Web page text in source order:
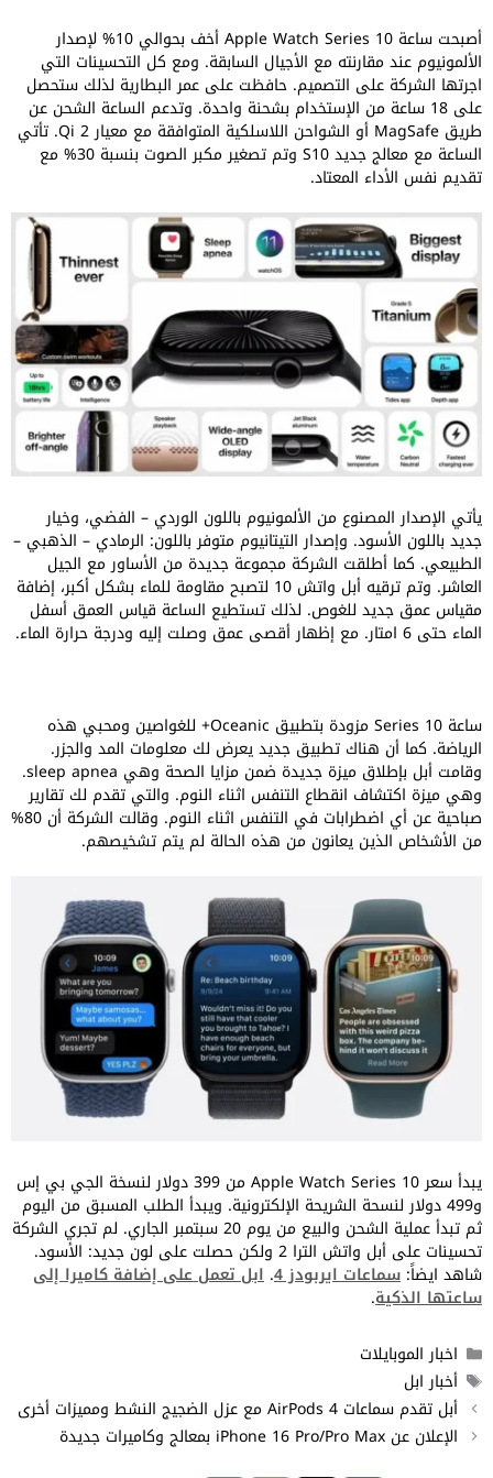
أصبحت ساعة Apple Watch Series 10 أخف بحوالي 10% لإصدار
الألمونيوم عند مقارنته مع الأجيال السابقة. ومع كل التحسينات التي
اجرتها الشركة على التصميم. حافظت على عمر البطارية لذلك ستحصل
على 18 ساعة من الإستخدام بشحنة واحدة. وتدعم الساعة الشحن عن
طريق MagSafe أو الشواحن اللاسلكية المتوافقة مع معيار Qi 2. تأتي
الساعة مع معالج جديد S10 وتم تصغير مكبر الصوت بنسبة 30% مع
تقديم نفس الأداء المعتاد.
يأتي الإصدار المصنوع من الألمونيوم باللون الوردي – الفضي، وخيار
جديد باللون الأسود. وإصدار التيتانيوم متوفر باللون: الرمادي – الذهبي –
الطبيعي. كما أطلقت الشركة مجموعة جديدة من الأساور مع الجيل
العاشر. وتم ترقيه أبل واتش 10 لتصبح مقاومة للماء بشكل أكبر، إضافة
مقياس عمق جديد للغوص. لذلك تستطيع الساعة قياس العمق أسفل
الماء حتى 6 امتار. مع إظهار أقصى عمق وصلت إليه ودرجة حرارة الماء.
ساعة Series 10 مزودة بتطبيق Oceanic+ للغواصين ومحبي هذه
الرياضة. كما أن هناك تطبيق جديد يعرض لك معلومات المد والجزر.
وقامت أبل بإطلاق ميزة جديدة ضمن مزايا الصحة وهي sleep apnea.
وهي ميزة اكتشاف انقطاع التنفس اثناء النوم. والتي تقدم لك تقارير
صباحية عن أي اضطرابات في التنفس اثناء النوم. وقالت الشركة أن 80%
من الأشخاص الذين يعانون من هذه الحالة لم يتم تشخيصهم.
يبدأ سعر Apple Watch Series 10 من 399 دولار لنسخة الجي بي إس
و499 دولار لنسحة الشريحة الإلكترونية. ويبدأ الطلب المسبق من اليوم
ثم تبدأ عملية الشحن والبيع من يوم 20 سبتمبر الجاري. لم تجري الشركة
تحسينات على أبل واتش الترا 2 ولكن حصلت على لون جديد: الأسود.
شاهد ايضاً: سماعات ايربودز 4 . ابل تعمل على إضافة كاميرا إلى
ساعتها الذكية.
التصنيفات
اخبار الموبايلات
الوسوم
أخبار ابل
أبل تقدم سماعات AirPods 4 مع عزل الضجيج النشط ومميزات أخرى
الإعلان عن iPhone 16 Pro/Pro Max بمعالج وكاميرات جديدة